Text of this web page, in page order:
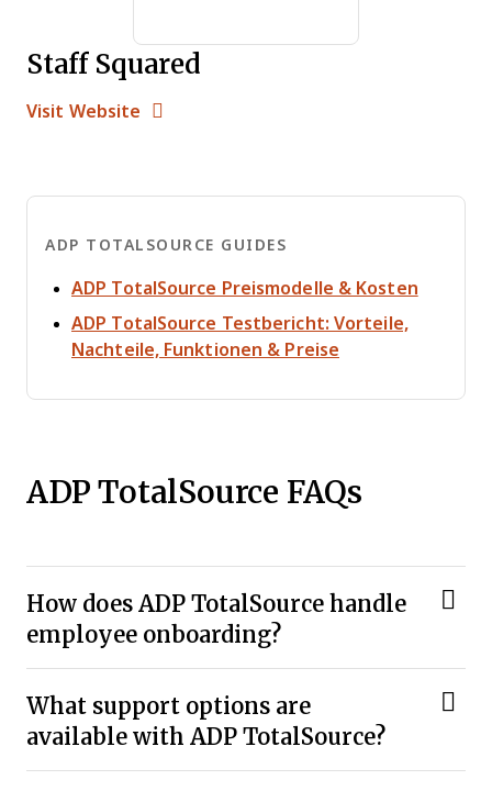
Staff Squared
Visit Website Opens New Window
ADP TOTALSOURCE GUIDES
ADP TotalSource Preismodelle & KostenOpens
ADP TotalSource Testbericht: Vorteile,
Nachteile, Funktionen & Preise
ADP TotalSource FAQs
How does ADP TotalSource handle
employee onboarding?
What support options are
available with ADP TotalSource?